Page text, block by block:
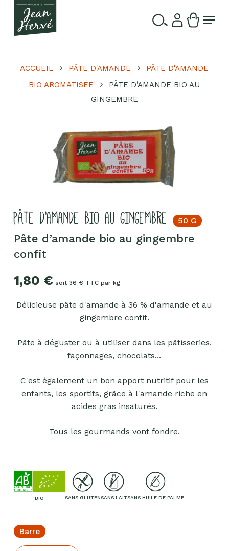
Passer
contenu
Menu
ACCUEIL PÂTE D'AMANDE
PÂTE D'AMANDE
BIO AROMATISÉE
PÂTE D’AMANDE BIO AU
GINGEMBRE
PÂTE D’AMANDE BIO AU GINGEMBRE 50 G
Pâte d’amande bio au gingembre
confit
1,80 €soit 36 € TTC par kg
Délicieuse pâte d'amande à 36 % d'amande et au
gingembre confit.
Pâte à déguster ou à utiliser dans les pâtisseries,
façonnages, chocolats...
C'est également un bon apport nutritif pour les
enfants, les sportifs, grâce à l'amande riche en
acides gras insaturés.
Tous les gourmands vont fondre.
BIO SANS GLUTENSANS LAITSANS HUILE DE PALME
Barre